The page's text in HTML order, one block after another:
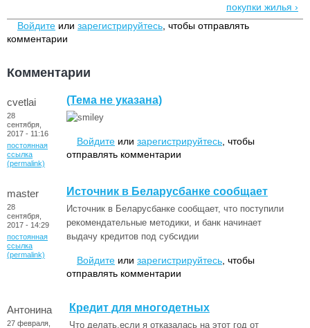
покупки жилья ›
Войдите или зарегистрируйтесь , чтобы отправлять
комментарии
Комментарии
cvetlai
28
сентября,
2017 - 11:16
постоянная
ссылка
(permalink)
(Тема не указана)
Войдите или зарегистрируйтесь , чтобы
отправлять комментарии
master
28
сентября,
2017 - 14:29
постоянная
ссылка
(permalink)
Источник в Беларусбанке сообщает
Источник в Беларусбанке сообщает, что поступили
рекомендательные методики, и банк начинает
выдачу кредитов под субсидии
Войдите или зарегистрируйтесь , чтобы
отправлять комментарии
Антонина
27 февраля,
Кредит для многодетных
Что делать,если я отказалась на этот год от